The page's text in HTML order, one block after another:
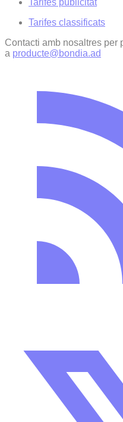
Tarifes publicitat
Tarifes classificats
Contacti amb nosaltres per
a producte@bondia.ad